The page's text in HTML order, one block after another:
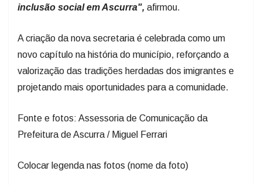
inclusão social em Ascurra", afirmou.
A criação da nova secretaria é celebrada como um
novo capítulo na história do município, reforçando a
valorização das tradições herdadas dos imigrantes e
projetando mais oportunidades para a comunidade.
Fonte e fotos: Assessoria de Comunicação da
Prefeitura de Ascurra / Miguel Ferrari
Colocar legenda nas fotos (nome da foto)